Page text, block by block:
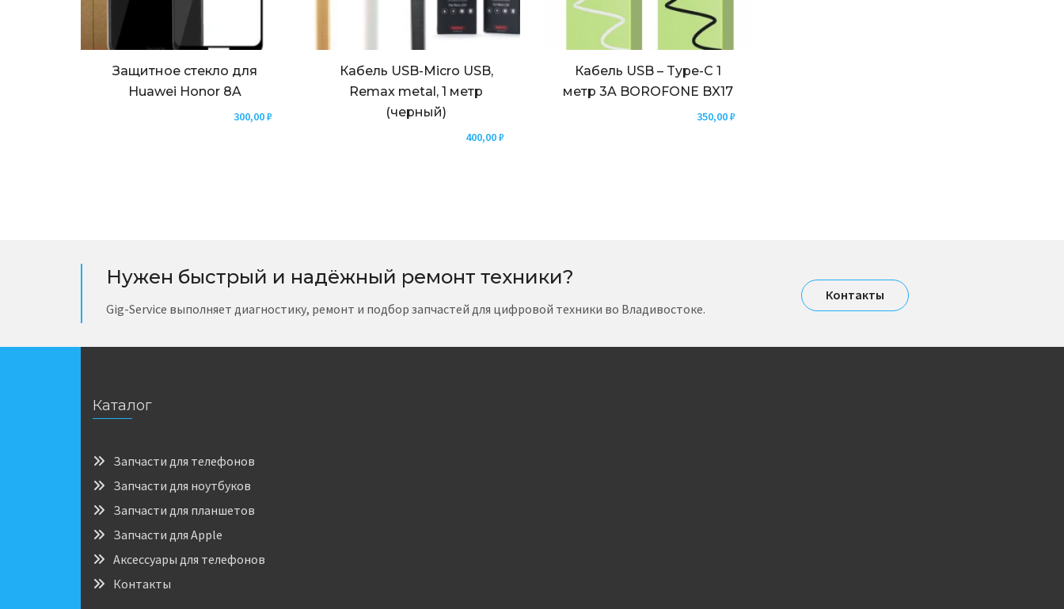
Защитное стекло для
Huawei Honor 8A
300,00₽
Кабель USB-Micro USB,
Remax metal, 1 метр
(черный)
400,00₽
Кабель USB – Type-C 1
метр 3A BOROFONE BX17
350,00₽
Нужен быстрый и надёжный ремонт техники?
Gig-Service выполняет диагностику, ремонт и подбор запчастей для цифровой техники во Владивостоке.
Контакты
Каталог
Запчасти для телефонов
Запчасти для ноутбуков
Запчасти для планшетов
Запчасти для Apple
Аксессуары для телефонов
Контакты